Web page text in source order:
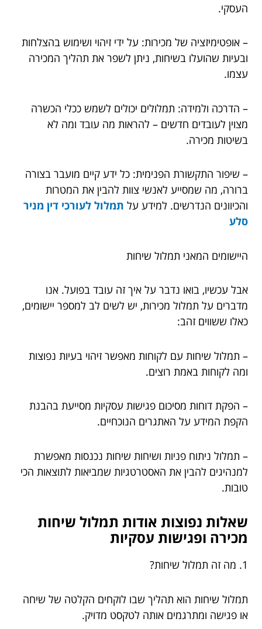
העסקי.
– אופטימיזציה של מכירות: על ידי זיהוי ושימוש בהצלחות
ובעיות שהועלו בשיחות, ניתן לשפר את תהליך המכירה
עצמו.
– הדרכה ולמידה: תמלולים יכולים לשמש ככלי הכשרה
מצוין לעובדים חדשים – להראות מה עובד ומה לא
בשיטות מכירה.
– שיפור התקשורת הפנימית: כל ידע קיים מועבר בצורה
ברורה, מה שמסייע לאנשי צוות להבין את המטרות
והכיוונים הנדרשים. למידע על תמלול לעורכי דין מניר
סלע
היישומים המאני תמלול שיחות
אבל עכשיו, בואו נדבר על איך זה עובד בפועל. אנו
מדברים על תמלול מכירות, יש לשים לב למספר יישומים,
כאלו ששווים זהב:
– תמלול שיחות עם לקוחות מאפשר זיהוי בעיות נפוצות
ומה לקוחות באמת רוצים.
– הפקת דוחות מסיכום פגישות עסקיות מסייעת בהבנת
הקפת המידע על האתגרים הנוכחיים.
– תמלול ניתוח פניות ושיחות שיחות נכנסות מאפשרת
למנהיגים להבין את האסטרטגיות שמביאות לתוצאות הכי
טובות.
שאלות נפוצות אודות תמלול שיחות
מכירה ופגישות עסקיות
1. מה זה תמלול שיחות?
תמלול שיחות הוא תהליך שבו לוקחים הקלטה של שיחה
או פגישה ומתרגמים אותה לטקסט מדויק.